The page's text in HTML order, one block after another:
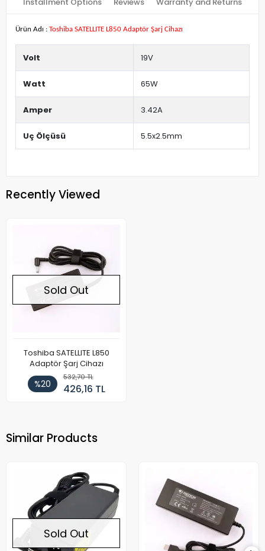
Ürün Adı : Toshiba SATELLITE L850 Adaptör Şarj Cihazı
Volt 19V
Watt 65W
Amper 3.42A
Uç Ölçüsü 5.5x2.5mm
Recently Viewed
Sold Out
Toshiba SATELLITE L850
Adaptör Şarj Cihazı
%20
532,70 TL
426,16 TL
Similar Products
Sold Out